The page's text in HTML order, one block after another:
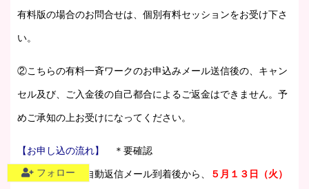
有料版の場合のお問合せは、個別有料セッションをお受け下さ
い。
②こちらの有料一斉ワークのお申込みメール送信後の、キャン
セル及び、ご入金後の自己都合によるご返金はできません。予
めご承知の上お受けになってください。
【お申し込の流れ】 ＊要確認
お申し込み後、自動返信メール到着後から、 ５月１３日（火）
フォロー